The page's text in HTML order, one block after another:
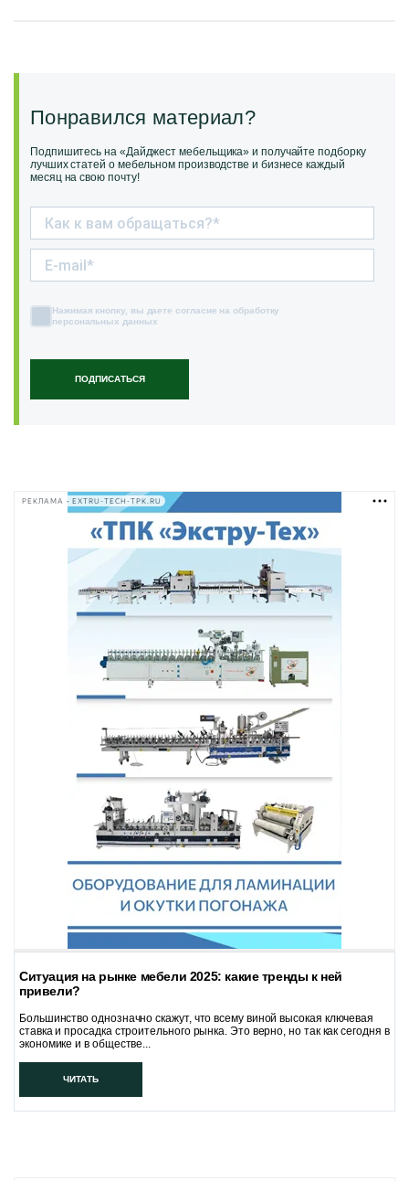
Понравился материал?
Подпишитесь на «Дайджест мебельщика» и получайте подборку
лучших статей о мебельном производстве и бизнесе каждый
месяц на свою почту!
ПОДПИСАТЬСЯ
Нажимая кнопку, вы даете согласие на обработку
персональных данных
РЕКЛАМА • EXTRU-TECH-TPK.RU
Ситуация на рынке мебели 2025: какие тренды к ней
привели?
Большинство однозначно скажут, что всему виной высокая ключевая
ставка и просадка строительного рынка. Это верно, но так как сегодня в
экономике и в обществе...
ЧИТАТЬ